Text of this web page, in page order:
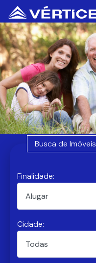
Busca de Imóveis
Finalidade:
Cidade: